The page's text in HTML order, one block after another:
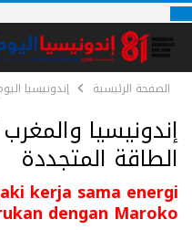
الصفحة الرئيسية إندونيسيا
إندونيسيا
الطاقة المتجددة
kerja sama energi
dengan Maroko